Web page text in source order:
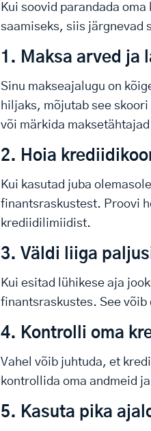
Kui soovid parandada
saamiseks, siis järgnevad
1. Maksa arved ja
Sinu makseajalugu on
hiljaks, mõjutab see
või märkida
2. Hoia
Kui kasutad juba
finantsraskustest. Proovi
krediidilimiidist.
3. Väldi liiga
Kui esitad lühikese aja
finantsraskustes. See
4. Kontrolli oma
Vahel võib juhtuda, et
kontrollida oma andmeid
5. Kasuta pika